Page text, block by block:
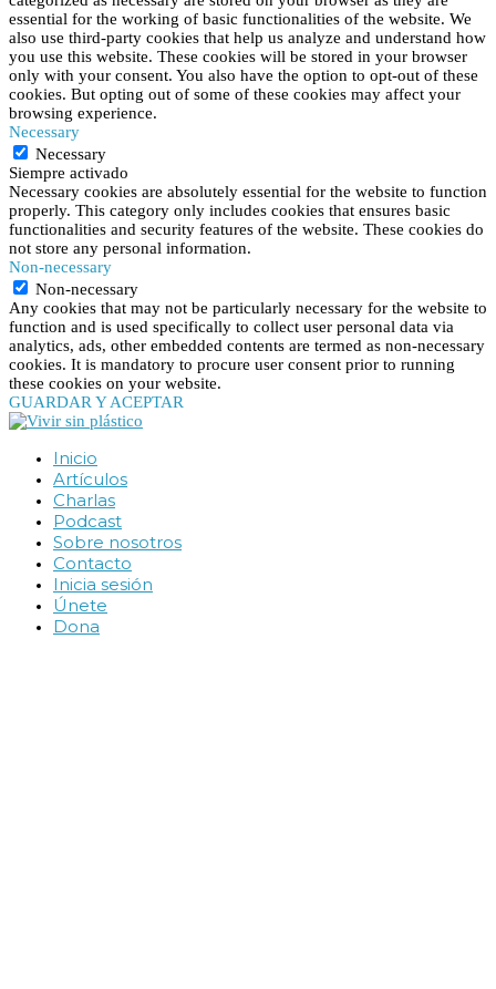
essential for the working of basic functionalities of the website. We
also use third-party cookies that help us analyze and understand how
you use this website. These cookies will be stored in your browser
only with your consent. You also have the option to opt-out of these
cookies. But opting out of some of these cookies may affect your
browsing experience.
Necessary
Necessary
Siempre activado
Necessary cookies are absolutely essential for the website to function
properly. This category only includes cookies that ensures basic
functionalities and security features of the website. These cookies do
not store any personal information.
Non-necessary
Non-necessary
Any cookies that may not be particularly necessary for the website to
function and is used specifically to collect user personal data via
analytics, ads, other embedded contents are termed as non-necessary
cookies. It is mandatory to procure user consent prior to running
these cookies on your website.
GUARDAR Y ACEPTAR
Inicio
Artículos
Charlas
Podcast
Sobre nosotros
Contacto
Inicia sesión
Únete
Dona